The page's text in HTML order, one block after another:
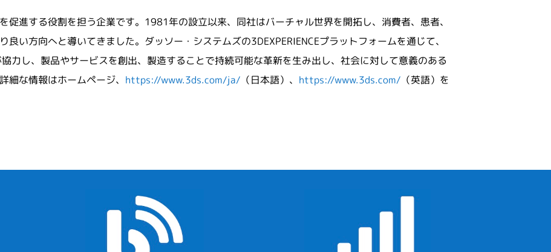
促進する役割を担う企業です。1981年の設立以来、同社はバーチャル世界を開拓し、消費者、患者、
い方向へと導いてきました。ダッソー・システムズの3DEXPERIENCEプラットフォームを通じて、
力し、製品やサービスを創出、製造することで持続可能な革新を生み出し、社会に対して意義のある
細な情報はホームページ、 https://www.3ds.com/ja/ （日本語）、 https://www.3ds.com/ （英語）を